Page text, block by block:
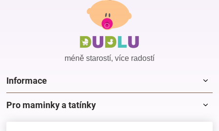
méně starostí, více radostí
Informace
Pro maminky a tatínky